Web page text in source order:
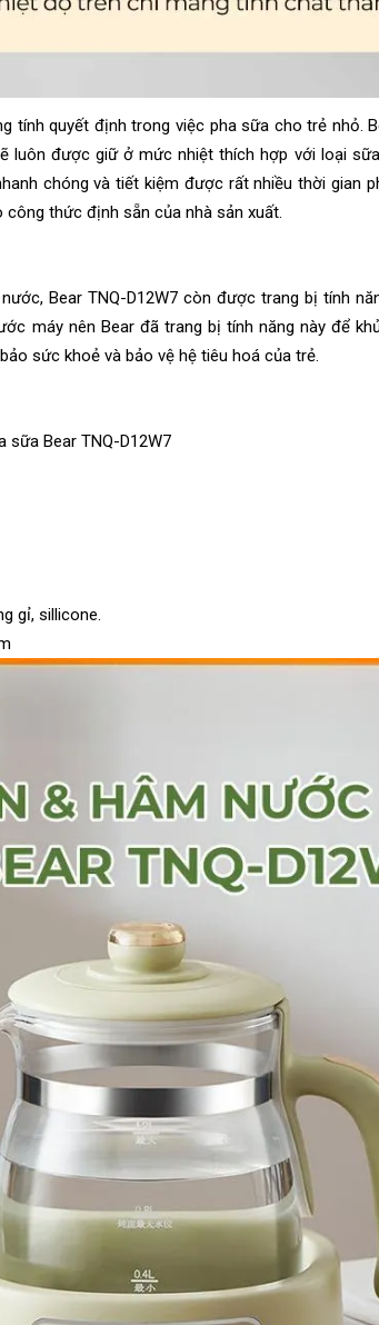
tính quyết định trong việc pha sữa cho trẻ nhỏ.
luôn được giữ ở mức nhiệt thích hợp với loại
chóng và tiết kiệm được rất nhiều thời gian
thức định sẵn của nhà sản xuất.
Bear TNQ-D12W7 còn được trang bị tính
máy nên Bear đã trang bị tính năng này để
sức khoẻ và bảo vệ hệ tiêu hoá của trẻ.
sữa Bear TNQ-D12W7
gỉ, sillicone.